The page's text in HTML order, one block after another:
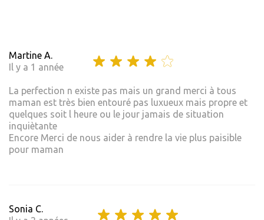
Martine A.
Il y a 1 année
La perfection n existe pas mais un grand merci à tous
maman est très bien entouré pas luxueux mais propre et
quelques soit l heure ou le jour jamais de situation
inquiètante
Encore Merci de nous aider à rendre la vie plus paisible
pour maman
Sonia C.